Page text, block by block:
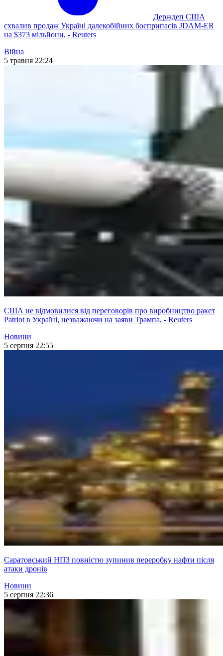
Держдеп США
схвалив продаж Україні далекобійних боєприпасів JDAM-ER
на $373 мільйони, - Reuters
Війна
5 травня 22:24
США не відмовилися від переговорів про виробництво ракет
Patriot в Україні, незважаючи на заяви Трампа, - Reuters
Новини
5 серпня 22:55
Саратовський НПЗ повністю зупинив переробку нафти після
атаки дронів
Новини
5 серпня 22:36